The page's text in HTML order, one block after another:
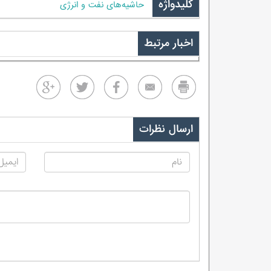
کلیدواژه حاشیه‌های نفت و انرژی
اخبار مرتبط
ارسال نظرات